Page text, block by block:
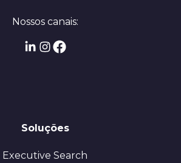
Nossos canais:
Soluções
Executive Search